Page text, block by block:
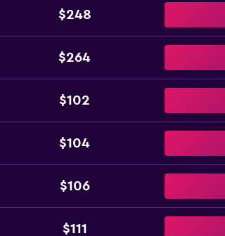
$248
$264
$102
$104
$106
$111